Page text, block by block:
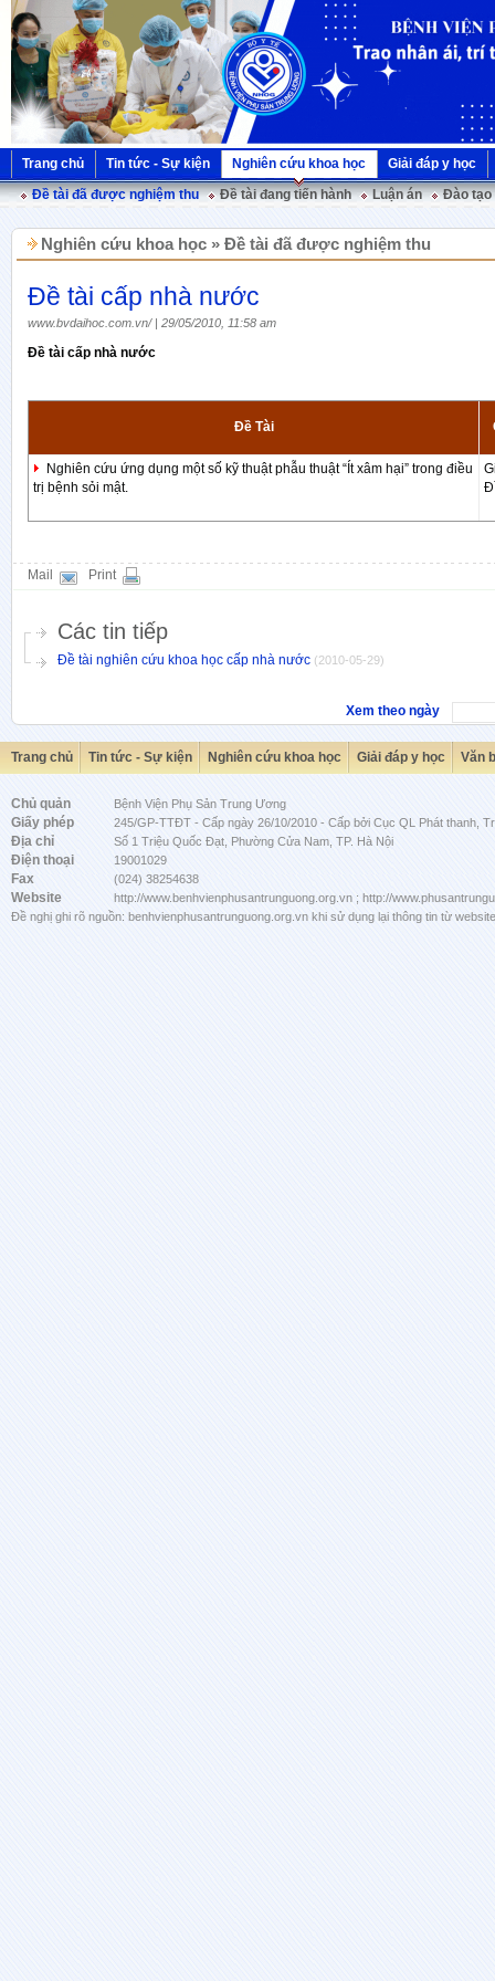
Trang chủ Tin tức - Sự kiện Nghiên cứu khoa học
Giải đáp y học
Đề tài đã được nghiệm thu
Đề tài đang tiến hành Luận án Đào tạo
Nghiên cứu khoa học » Đề tài đã được nghiệm thu
Đề tài cấp nhà nước
www.bvdaihoc.com.vn/ | 29/05/2010, 11:58 am
Đề tài cấp nhà nước
Đề Tài
Nghiên cứu ứng dụng một số kỹ thuật phẫu thuật “Ít xâm hại” trong điều
trị bệnh sỏi mật.
Mail Print
Các tin tiếp
Đề tài nghiên cứu khoa học cấp nhà nước (2010-05-29)
Xem theo ngày
Trang chủ Tin tức - Sự kiện Nghiên cứu khoa học Giải đáp y học Văn
Chủ quản Bệnh Viện Phụ Sản Trung Ương
Giấy phép 245/GP-TTĐT - Cấp ngày 26/10/2010 - Cấp bởi Cục QL Phát thanh,
Địa chỉ Số 1 Triệu Quốc Đạt, Phường Cửa Nam, TP. Hà Nội
Điện thoại 19001029
Fax (024) 38254638
Website
http://www.benhvienphusantrunguong.org.vn ; http://
Đề nghị ghi rõ nguồn: benhvienphusantrunguong.org.vn khi sử dụng lại thông tin từ